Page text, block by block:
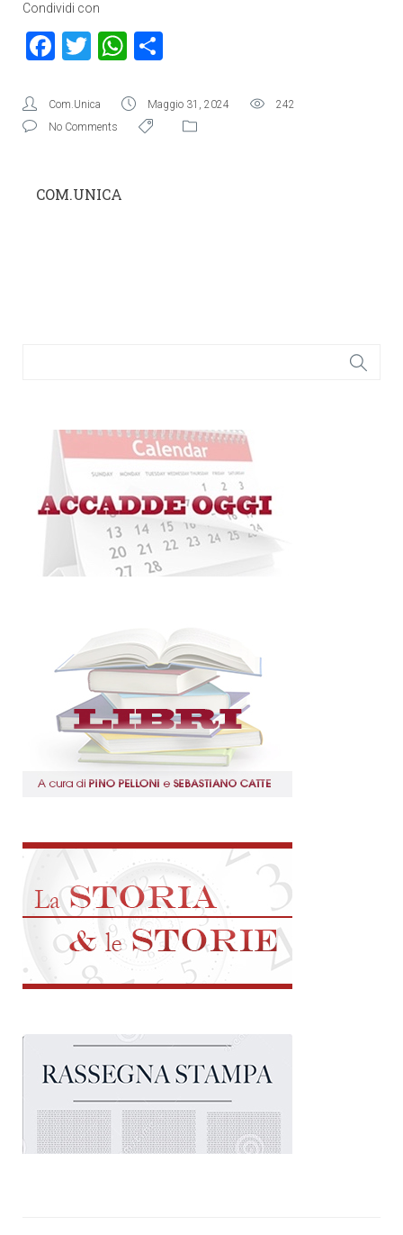
Condividi con
Facebook
TwitterWhatsApp
Com.Unica Maggio 31, 2024
242
No Comments
COM.UNICA